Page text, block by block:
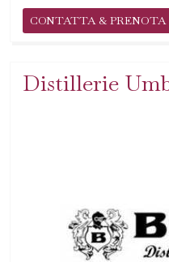
CONTATTA & PRENOTA
Distillerie